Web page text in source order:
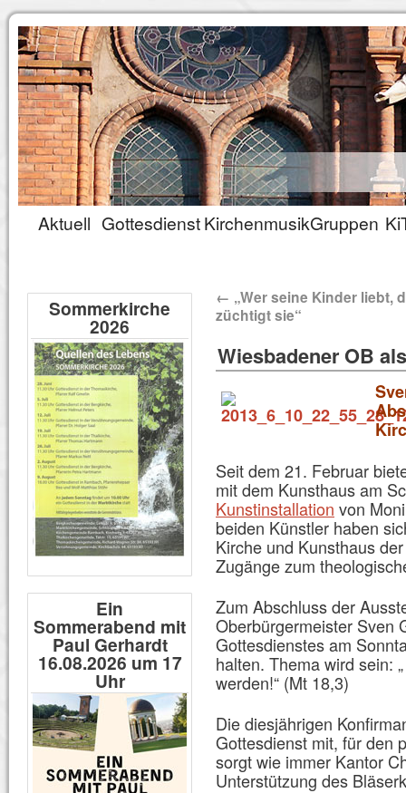
Aktuell GottesdienstKirchenmusikGruppen
← „Wer seine Kinder liebt,
züchtigt sie“
Wiesbadener OB
Seit dem 21. Februar
mit dem Kunsthaus am
Kunstinstallation von
beiden Künstler haben
Kirche und Kunsthaus
Zugänge zum
Zum Abschluss der
Oberbürgermeister Sven
Gottesdienstes am
halten. Thema wird sein:
werden!“ (Mt 18,3)
Die diesjährigen
Gottesdienst mit, für den
sorgt wie immer Kantor
Unterstützung des
Sommerkirche
2026
Ein
Sommerabend mit
Paul Gerhardt
16.08.2026 um 17
Uhr